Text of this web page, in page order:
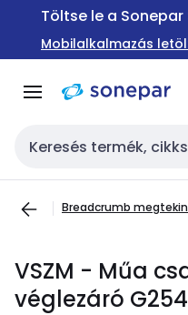
Ugrás a
Ugrás a
tartalomra
Töltse le a
Mobilalkalmazás
Keresési bemenet
Breadcrumb
VSZM - Műa
véglezáró